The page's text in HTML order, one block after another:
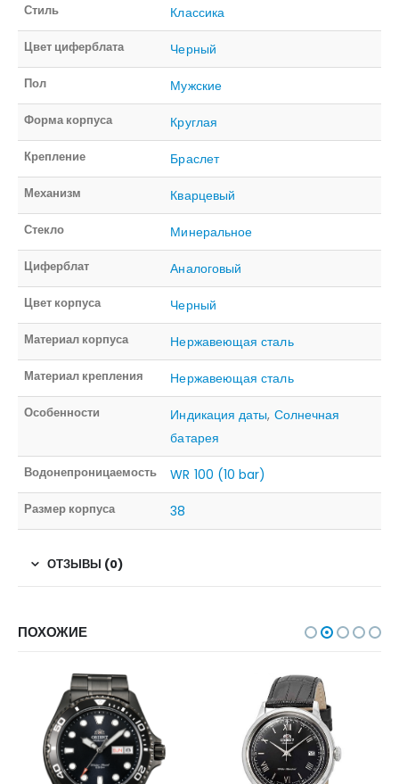
Стиль Классика
Цвет циферблата Черный
Пол Мужские
Форма корпуса Круглая
Крепление Браслет
Механизм Кварцевый
Стекло Минеральное
Циферблат Аналоговый
Цвет корпуса Черный
Материал корпуса Нержавеющая сталь
Материал крепления Нержавеющая сталь
Особенности Индикация даты, Солнечная
батарея
Водонепроницаемость WR 100 (10 bar)
Размер корпуса 38
ОТЗЫВЫ (0)
ПОХОЖИЕ